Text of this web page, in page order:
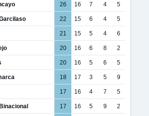
26 16 7 4 5
22 15 6 4 5
21 15 5 4 6
20 16 6 8 2
20 16 5 6 5
18 17 3 5 9
17 16 4 7 5
17 16 5 9 2